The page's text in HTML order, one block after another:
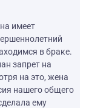
имеет
в браке.
запрет на
на это, жена
нашего общего
ему